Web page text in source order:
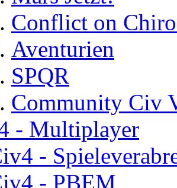
Conflict on
Aventurien
SPQR
Community Civ
- Multiplayer
-
- PBEM